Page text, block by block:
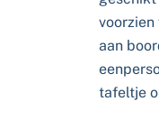
voorzien
aan
tafeltje